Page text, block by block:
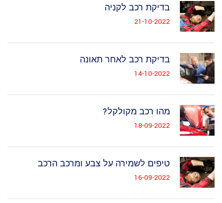
בדיקת רכב לקניה
21-10-2022
בדיקת רכב לאחר תאונה
14-10-2022
מהו רכב מקולקל?
18-09-2022
טיפים לשמירה על צבע ומרכב הרכב
16-09-2022